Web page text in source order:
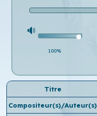
100%
Titre
Compositeur(s)/Auteur(s)